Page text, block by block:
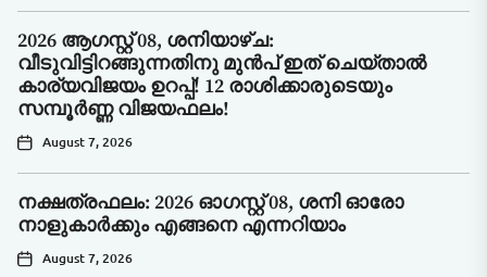
2026 ആഗസ്റ്റ് 08, ശനിയാഴ്ച:
വീടുവിട്ടിറങ്ങുന്നതിനു മുൻപ് ഇത് ചെയ്താൽ
കാര്യവിജയം ഉറപ്പ്! 12 രാശിക്കാരുടെയും
സമ്പൂർണ്ണ വിജയഫലം!
August 7, 2026
നക്ഷത്രഫലം: 2026 ഓഗസ്റ്റ് 08, ശനി ഓരോ
നാളുകാർക്കും എങ്ങനെ എന്നറിയാം
August 7, 2026